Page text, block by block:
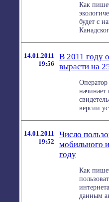
Как
будет с
14.01.2011
19:56
В 2011 году
вырасти на
Оператор
версии
14.01.2011
19:52
Число
мобильного
году
Как
данным